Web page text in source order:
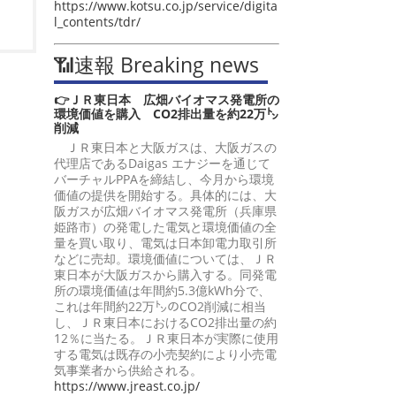
https://www.kotsu.co.jp/service/digita
l_contents/tdr/
📶速報 Breaking news
👉ＪＲ東日本 広畑バイオマス発電所の
環境価値を購入 CO2排出量を約22万㌧
削減
ＪＲ東日本と大阪ガスは、大阪ガスの
代理店であるDaigas エナジーを通じて
バーチャルPPAを締結し、今月から環境
価値の提供を開始する。具体的には、大
阪ガスが広畑バイオマス発電所（兵庫県
姫路市）の発電した電気と環境価値の全
量を買い取り、電気は日本卸電力取引所
などに売却。環境価値については、ＪＲ
東日本が大阪ガスから購入する。同発電
所の環境価値は年間約5.3億kWh分で、
これは年間約22万㌧のCO2削減に相当
し、ＪＲ東日本におけるCO2排出量の約
12％に当たる。ＪＲ東日本が実際に使用
する電気は既存の小売契約により小売電
気事業者から供給される。
https://www.jreast.co.jp/